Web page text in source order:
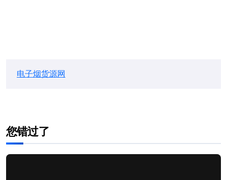
电子烟货源网
您错过了